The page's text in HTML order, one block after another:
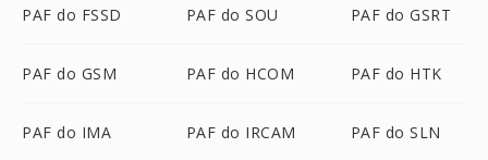
PAF do FSSD PAF do SOU PAF do GSRT
PAF do GSM PAF do HCOM PAF do HTK
PAF do IMA PAF do IRCAM PAF do SLN